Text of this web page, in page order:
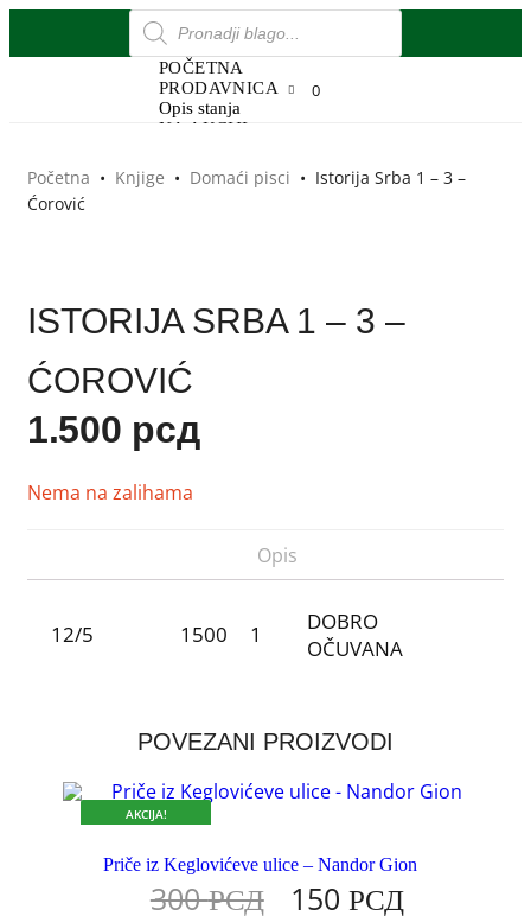
POČETNA
PRODAVNICA
Opis stanja
NA AKCIJI
DOSTAVA
O NAMA
0
Početna • Knjige • Domaći pisci • Istorija Srba 1 – 3 –
Ćorović
ISTORIJA SRBA 1 – 3 –
ĆOROVIĆ
1.500 рсд
Nema na zalihama
Opis
12/5 1500 1
DOBRO
OČUVANA
POVEZANI PROIZVODI
AKCIJA!
Priče iz Keglovićeve ulice – Nandor Gion
300РСД 150РСД